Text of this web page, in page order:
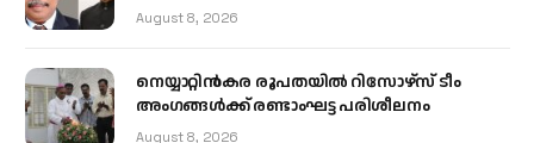
August 8, 2026
നെയ്യാറ്റിൻകര രൂപതയിൽ റിസോഴ്സ് ടീം
അംഗങ്ങൾക്ക് രണ്ടാംഘട്ട പരിശീലനം
August 8, 2026